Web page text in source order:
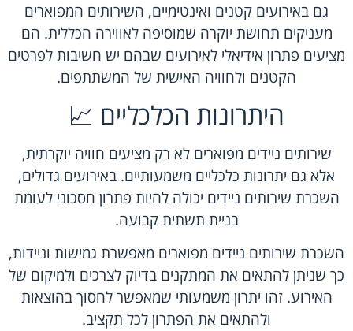
גם באירועים קטנים ואינטימיים, השירותים המפוארים
מעניקים תחושת יוקרה שמוסיפה לאווירה הכללית. הם
מציעים פתרון אידיאלי לאירועים שבהם יש חשיבות לפרטים
הקטנים ולחוויה האישית של המשתתפים.
היתרונות הכלכליים 📈
שירותים ניידים מפוארים לא רק מציעים חוויה יוקרתית,
אלא גם יתרונות כלכליים משמעותיים. באירועים גדולים,
השכרת שירותים ניידים יכולה להיות פתרון חסכוני לעומת
בניית תשתית קבועה.
השכרת שירותים ניידים מפוארים מאפשרת גמישות וניידות,
כך שניתן להתאים את המתקנים בדיוק לצרכים ולמיקום של
האירוע. זהו יתרון משמעותי שמאפשר לחסוך בהוצאות
ולהתאים את הפתרון לכל תקציב.